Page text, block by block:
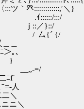
＼}
に今のう
}::/
{/
、
}
=/
人
＼
ニ＼